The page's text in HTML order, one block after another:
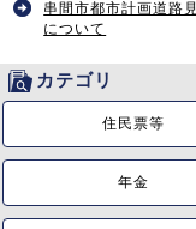
串間市都市計画道路
について
カテゴリ
住民票等
年金